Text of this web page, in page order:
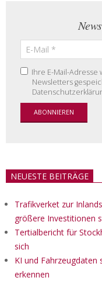
Ihre E-Mail-
Newsletters
NEUESTE BEITRÄGE
Trafikverket zur
größere Investitionen
Tertialbericht für
sich
KI und Fahrzeugdaten
erkennen